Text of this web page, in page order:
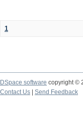
1
DSpace software copyright ©
Contact Us
Send Feedback